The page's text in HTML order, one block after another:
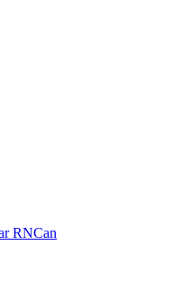
RNCan